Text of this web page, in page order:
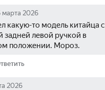
марта 2026
какую-то модель китайца с
задней левой ручкой в
положении. Мороз.
2026